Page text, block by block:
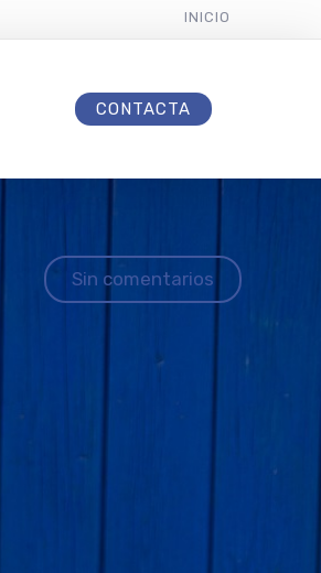
INICIO
CONTACTA
Sin comentarios